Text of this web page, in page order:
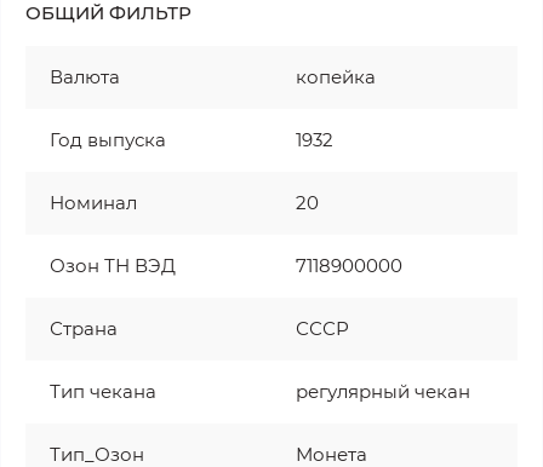
ОБЩИЙ ФИЛЬТР
Валюта копейка
Год выпуска 1932
Номинал 20
Озон ТН ВЭД 7118900000
Страна СССР
Тип чекана регулярный чекан
Тип_Озон Монета